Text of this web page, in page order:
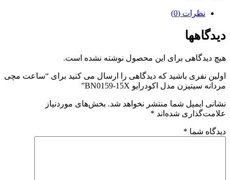
نظرات (0)
دیدگاهها
هیچ دیدگاهی برای این محصول نوشته نشده است.
اولین نفری باشید که دیدگاهی را ارسال می کنید برای “ساعت مچی
مردانه سیتیزن مدل اکودرایو BN0159-15X”
نشانی ایمیل شما منتشر نخواهد شد. بخش‌های موردنیاز
علامت‌گذاری شده‌اند *
دیدگاه شما *